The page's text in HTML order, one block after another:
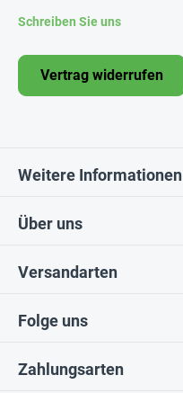
Folge uns
Über uns
Schreiben Sie uns
Vertrag widerrufen
Weitere Informationen
Zahlungsarten
Versandarten